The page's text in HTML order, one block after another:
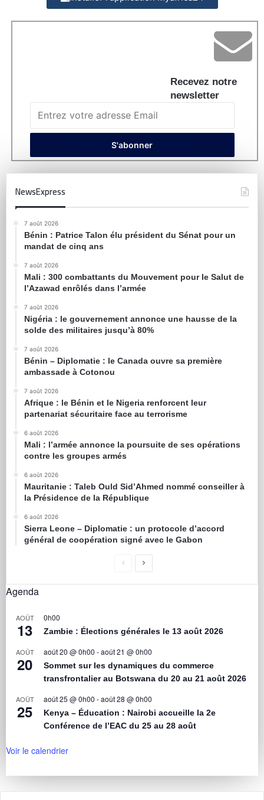
Recevez notre
newsletter
NewsExpress
7 août 2026
Bénin : Patrice Talon élu président du Sénat pour un
mandat de cinq ans
7 août 2026
Mali : 300 combattants du Mouvement pour le Salut de
l’Azawad enrôlés dans l’armée
7 août 2026
Nigéria : le gouvernement annonce une hausse de la
solde des militaires jusqu’à 80%
7 août 2026
Bénin – Diplomatie : le Canada ouvre sa première
ambassade à Cotonou
7 août 2026
Afrique : le Bénin et le Nigeria renforcent leur
partenariat sécuritaire face au terrorisme
6 août 2026
Mali : l’armée annonce la poursuite de ses opérations
contre les groupes armés
6 août 2026
Mauritanie : Taleb Ould Sid’Ahmed nommé conseiller à
la Présidence de la République
6 août 2026
Sierra Leone – Diplomatie : un protocole d’accord
général de coopération signé avec le Gabon
Agenda
AOÛT
13
0h00
Zambie : Élections générales le 13 août 2026
AOÛT
20
août 20 @ 0h00 -août 21 @ 0h00
Sommet sur les dynamiques du commerce
transfrontalier au Botswana du 20 au 21 août 2026
AOÛT
25
août 25 @ 0h00 -août 28 @ 0h00
Kenya – Éducation : Nairobi accueille la 2e
Conférence de l’EAC du 25 au 28 août
Voir le calendrier